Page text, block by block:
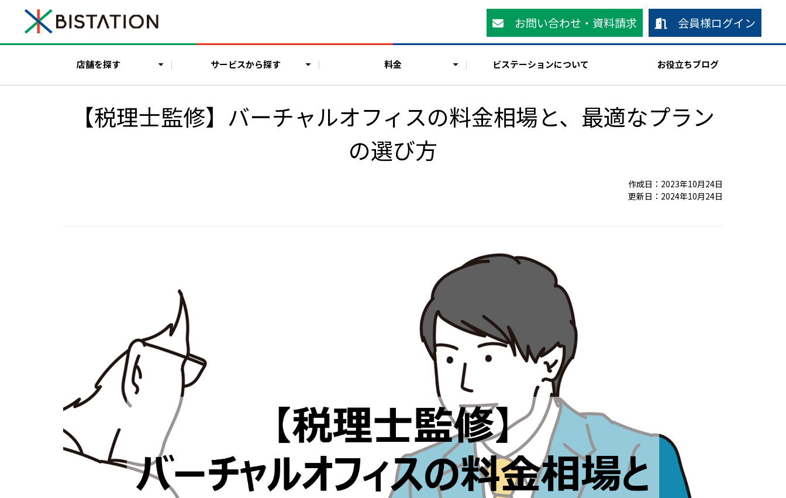
店舗を探す サービスから探す 料金 ビステーションについて お役立ちブログ
お問い合わせ・資料請求 会員様ログイン
【税理士監修】バーチャルオフィスの料金相場と、最適なプラン
の選び方
作成日：2023年10月24日
更新日：2024年10月24日